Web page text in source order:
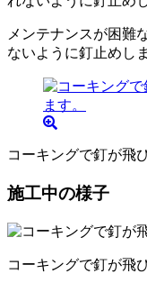
メンテナンスが困難
ないように釘止めし
コーキングで釘が飛
施工中の様子
コーキングで釘が飛